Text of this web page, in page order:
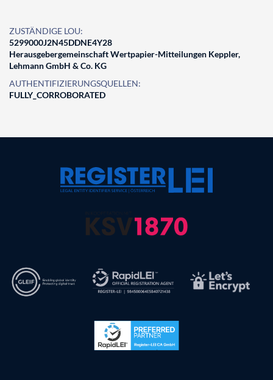
ZUSTÄNDIGE LOU:
5299000J2N45DDNE4Y28
Herausgebergemeinschaft Wertpapier-Mitteilungen Keppler,
Lehmann GmbH & Co. KG
AUTHENTIFIZIERUNGSQUELLEN:
FULLY_CORROBORATED